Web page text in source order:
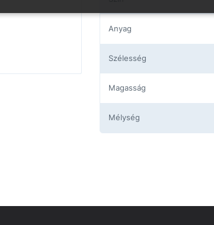
Anyag
Szélesség
Magasság
Mélység